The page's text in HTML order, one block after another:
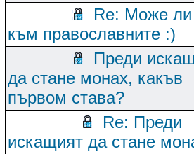
Re: Може
към православните :)
Преди
да стане монах, какъв
първом става?
Re: Преди
искащият да стане